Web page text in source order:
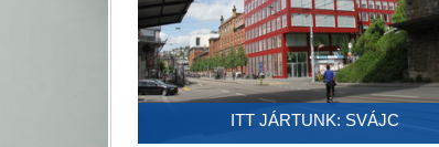
ITT JÁRTUNK: SVÁJC